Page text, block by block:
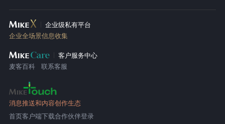
企业级私有平台
企业全场景信息收集
客户服务中心
麦客百科
联系客服
消息推送和内容创作生态
首页客户端下载合作伙伴登录